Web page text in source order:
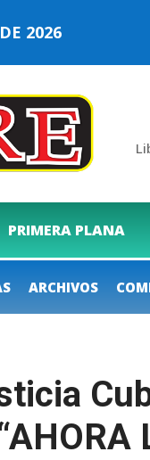
DE 2026
PRIMERA PLANA
ARCHIVOS